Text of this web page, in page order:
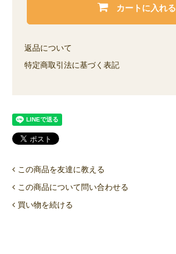
カートに入れる
返品について
特定商取引法に基づく表記
この商品を友達に教える
この商品について問い合わせる
買い物を続ける